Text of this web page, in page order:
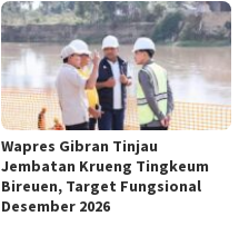
Wapres Gibran Tinjau
Jembatan Krueng Tingkeum
Bireuen, Target Fungsional
Desember 2026